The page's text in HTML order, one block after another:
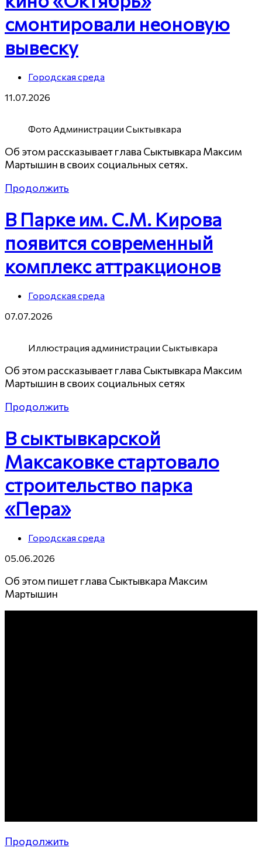
смонтировали неоновую
вывеску
Городская среда
11.07.2026
Фото Администрации Сыктывкара
Об этом рассказывает глава Сыктывкара Максим
Мартышин в своих социальных сетях.
Продолжить
В Парке им. С.М. Кирова
появится современный
комплекс аттракционов
Городская среда
07.07.2026
Иллюстрация администрации Сыктывкара
Об этом рассказывает глава Сыктывкара Максим
Мартышин в своих социальных сетях
Продолжить
В сыктывкарской
Максаковке стартовало
строительство парка
«Пера»
Городская среда
05.06.2026
Об этом пишет глава Сыктывкара Максим
Мартышин
Продолжить